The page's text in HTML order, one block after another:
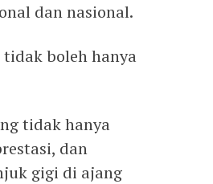
dan nasional.
tidak boleh hanya
tidak hanya
dan
gigi di ajang